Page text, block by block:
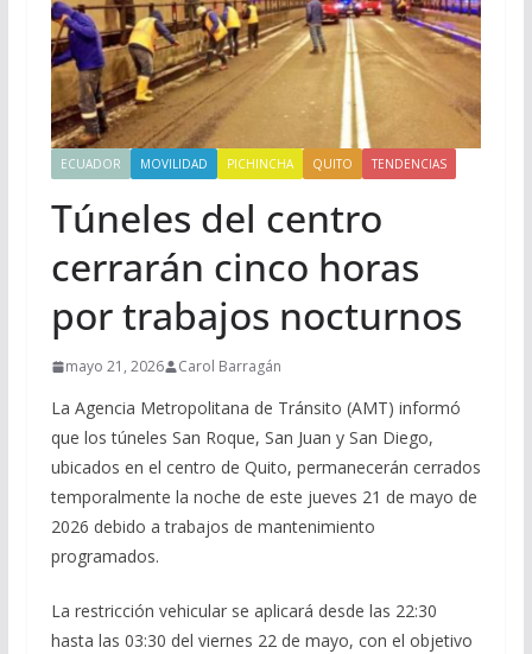
ECUADOR MOVILIDAD PICHINCHA QUITO TENDENCIAS
Túneles del centro
cerrarán cinco horas
por trabajos nocturnos
mayo 21, 2026 Carol Barragán
La Agencia Metropolitana de Tránsito (AMT) informó
que los túneles San Roque, San Juan y San Diego,
ubicados en el centro de Quito, permanecerán cerrados
temporalmente la noche de este jueves 21 de mayo de
2026 debido a trabajos de mantenimiento
programados.
La restricción vehicular se aplicará desde las 22:30
hasta las 03:30 del viernes 22 de mayo, con el objetivo